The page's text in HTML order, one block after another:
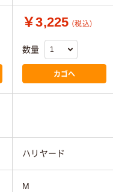
￥3,225 （税込）
数量
カゴへ
ハリヤード
M